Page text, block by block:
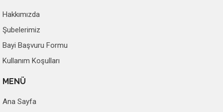
Hakkımızda
Şubelerimiz
Bayi Başvuru Formu
Kullanım Koşulları
MENÜ
Ana Sayfa